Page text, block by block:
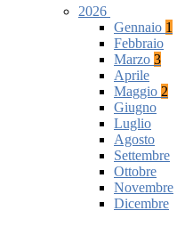
2026
Gennaio 1
Febbraio
Marzo 3
Aprile
Maggio 2
Giugno
Luglio
Agosto
Settembre
Ottobre
Novembre
Dicembre